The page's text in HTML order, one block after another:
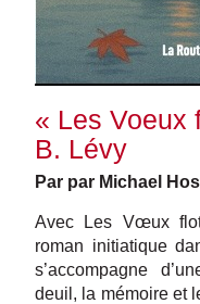
« Les Voeux
B. Lévy
Par par Michael
Avec Les Vœux
roman initiatique
s’accompagne
deuil, la mémoire et